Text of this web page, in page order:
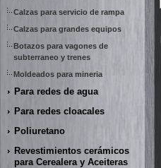
Calzas para servicio de rampa
Calzas para grandes equipos
Botazos para vagones de
subterraneo y trenes
Moldeados para mineria
Para redes de agua
Para redes cloacales
Poliuretano
Revestimientos cerámicos
para Cerealera y Aceiteras